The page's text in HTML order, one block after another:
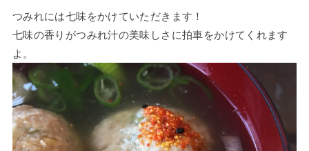
つみれには七味をかけていただきます！
七味の香りがつみれ汁の美味しさに拍車をかけてくれます
よ。